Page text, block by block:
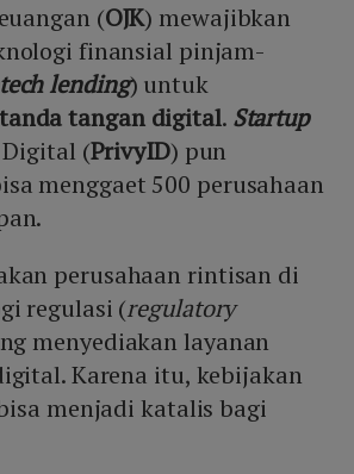
(OJK) mewajibkan
finansial pinjam-
lending) untuk
tanda tangan digital. Startup
(PrivyID) pun
menggaet 500 perusahaan
perusahaan rintisan di
regulasi (regulatory
menyediakan layanan
Karena itu, kebijakan
menjadi katalis bagi